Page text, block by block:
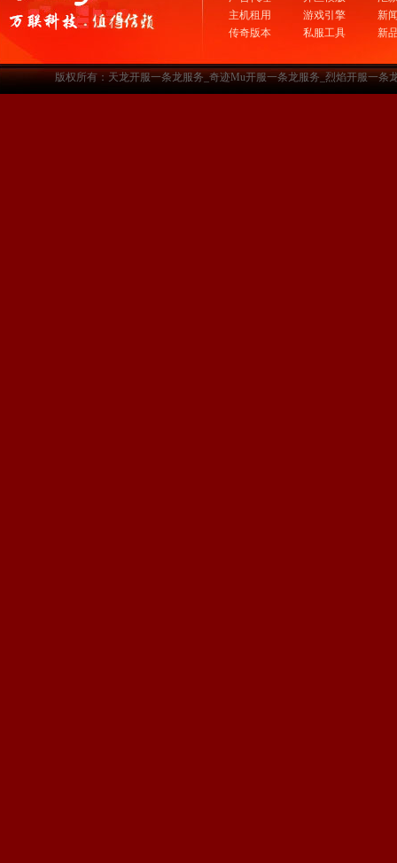
主机租用
传奇版本
游戏引擎
私服工具
新
新
版权所有：天龙开服一条龙服务_奇迹Mu开服一条龙服务_烈焰开服一条